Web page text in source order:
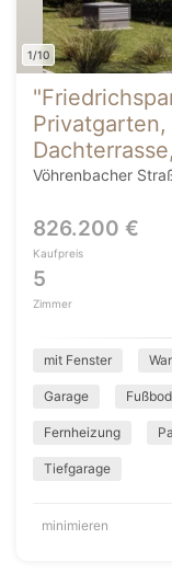
1/10
Privatgarten,
Vöhrenbacher
826.200 €
Kaufpreis
5
Zimmer
mit Fenster
Garage
Fernheizung
Tiefgarage
minimieren